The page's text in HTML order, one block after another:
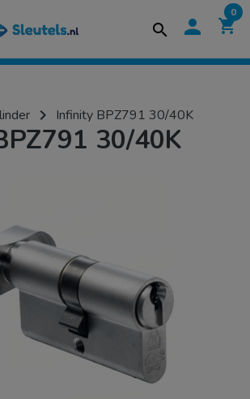
search person shopping_cart
0
navigate_next Infinity BPZ791 30/40K
30/40K